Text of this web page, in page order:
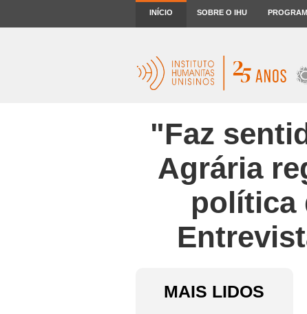
INÍCIO SOBRE O IHU
"Faz
Agrária
política
MAIS LIDOS